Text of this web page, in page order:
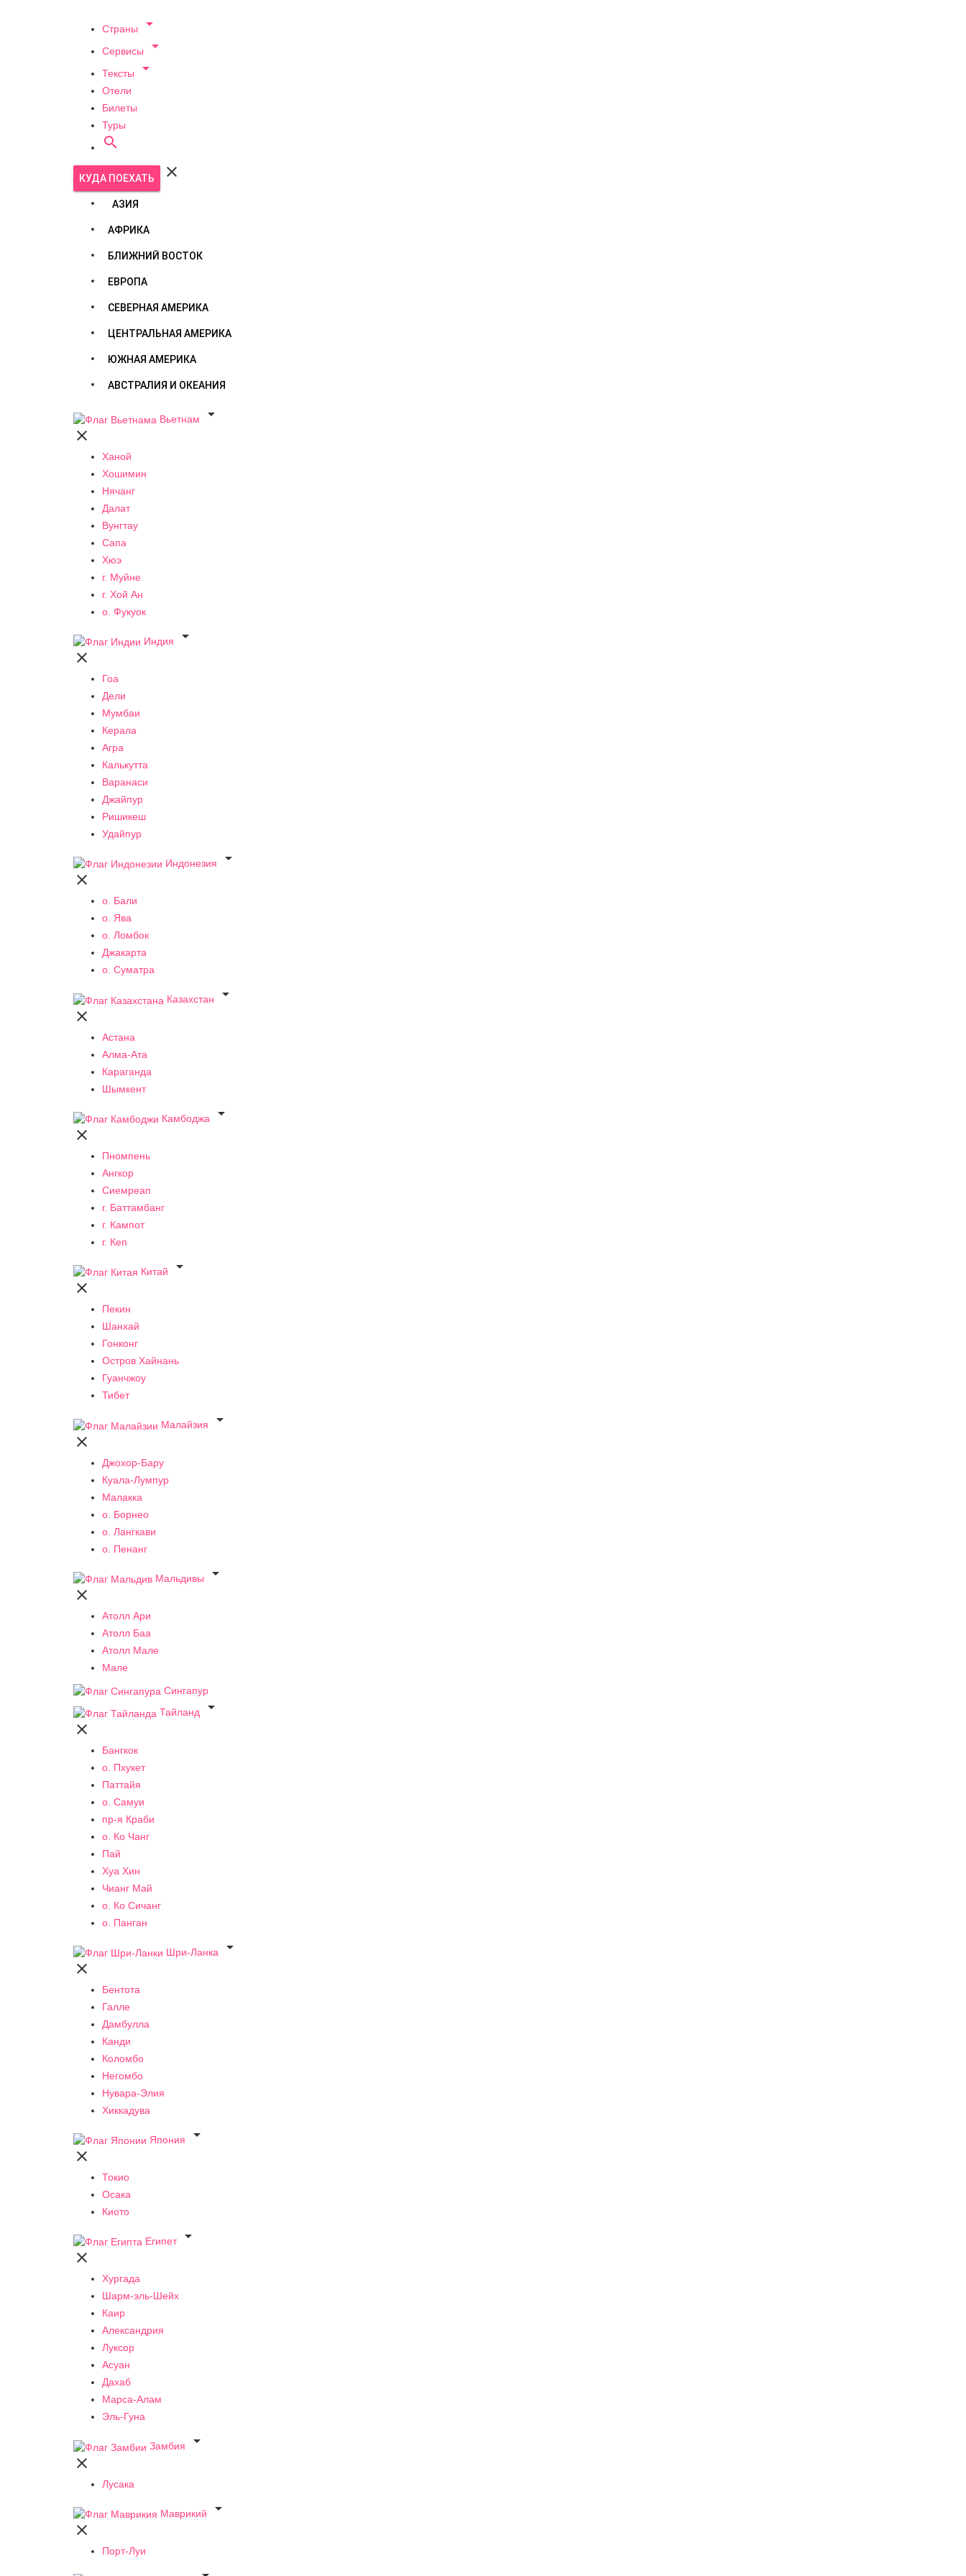
Страны 
Сервисы 
Тексты 
Отели
Билеты
Туры

КУДА ПОЕХАТЬ 
АЗИЯ
АФРИКА
БЛИЖНИЙ ВОСТОК
ЕВРОПА
СЕВЕРНАЯ АМЕРИКА
ЦЕНТРАЛЬНАЯ АМЕРИКА
ЮЖНАЯ АМЕРИКА
АВСТРАЛИЯ И ОКЕАНИЯ
Вьетнам


Ханой
Хошимин
Нячанг
Далат
Вунгтау
Сапа
Хюэ
г. Муйне
г. Хой Ан
о. Фукуок
Индия


Гоа
Дели
Мумбаи
Керала
Агра
Калькутта
Варанаси
Джайпур
Ришикеш
Удайпур
Индонезия


о. Бали
о. Ява
о. Ломбок
Джакарта
о. Суматра
Казахстан


Астана
Алма-Ата
Караганда
Шымкент
Камбоджа


Пномпень
Ангкор
Сиемреап
г. Баттамбанг
г. Кампот
г. Кеп
Китай


Пекин
Шанхай
Гонконг
Остров Хайнань
Гуанчжоу
Тибет
Малайзия


Джохор-Бару
Куала-Лумпур
Малакка
о. Борнео
о. Лангкави
о. Пенанг
Мальдивы


Атолл Ари
Атолл Баа
Атолл Мале
Мале
Сингапур
Тайланд


Бангкок
о. Пхукет
Паттайя
о. Самуи
пр-я Краби
о. Ко Чанг
Пай
Хуа Хин
Чианг Май
о. Ко Сичанг
о. Панган
Шри-Ланка


Бентота
Галле
Дамбулла
Канди
Коломбо
Негомбо
Нувара-Элия
Хиккадува
Япония


Токио
Осака
Киото
Египет


Хургада
Шарм-эль-Шейх
Каир
Александрия
Луксор
Асуан
Дахаб
Марса-Алам
Эль-Гуна
Замбия


Лусака
Маврикий


Порт-Луи